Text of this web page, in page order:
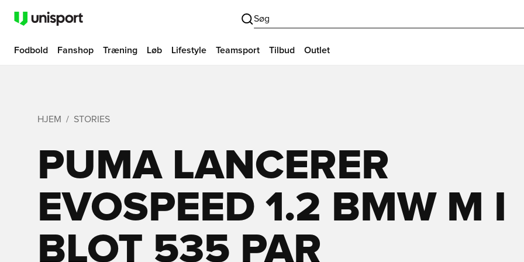
Søg
Fodbold Fanshop Træning Løb Lifestyle Teamsport Tilbud Outlet
HJEM STORIES
PUMA LANCERER
EVOSPEED 1.2 BMW M I
BLOT 535 PAR